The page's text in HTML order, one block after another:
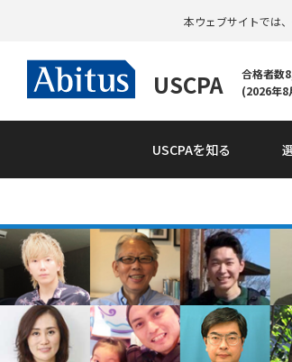
本ウェブサイトでは
USCPA
合格者数
(2026年8
USCPAを知る